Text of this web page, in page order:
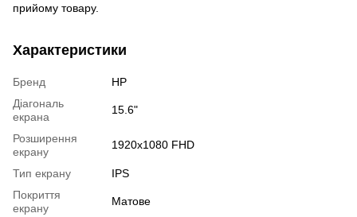
прийому товару.
Характеристики
Бренд
HP
Діагональ
екрана
15.6"
Розширення
екрану
1920x1080 FHD
Тип екрану
IPS
Покриття
екрану
Матове